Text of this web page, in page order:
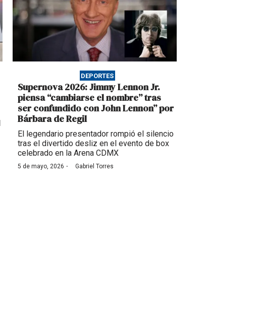
DEPORTES
Supernova 2026: Jimmy Lennon Jr.
piensa “cambiarse el nombre” tras
ser confundido con John Lennon” por
Bárbara de Regil
El legendario presentador rompió el silencio
tras el divertido desliz en el evento de box
celebrado en la Arena CDMX
5 de mayo, 2026 · Gabriel Torres